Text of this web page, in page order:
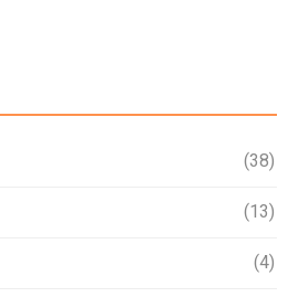
(38)
(13)
(4)